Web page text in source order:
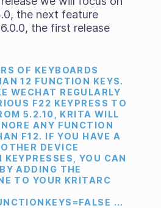
the next feature
the first release
OF KEYBOARDS
12 FUNCTION KEYS.
WECHAT REGULARLY
F22 KEYPRESS TO
5.2.10, KRITA WILL
ANY FUNCTION
F12. IF YOU HAVE A
DEVICE
KEYPRESSES, YOU CAN
ADDING THE
TO YOUR KRITARC
...